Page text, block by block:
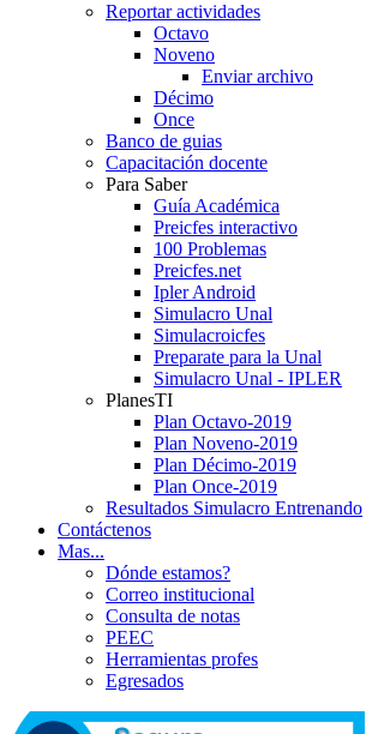
Reportar actividades
Octavo
Noveno
Enviar archivo
Décimo
Once
Banco de guias
Capacitación docente
Para Saber
Guía Académica
Preicfes interactivo
100 Problemas
Preicfes.net
Ipler Android
Simulacro Unal
Simulacroicfes
Preparate para la Unal
Simulacro Unal - IPLER
PlanesTI
Plan Octavo-2019
Plan Noveno-2019
Plan Décimo-2019
Plan Once-2019
Resultados Simulacro Entrenando
Contáctenos
Mas...
Dónde estamos?
Correo institucional
Consulta de notas
PEEC
Herramientas profes
Egresados